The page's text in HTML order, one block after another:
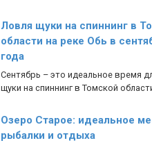
Ловля щуки на спиннинг в
области на реке Обь в
года
Сентябрь – это идеальное время
щуки на спиннинг в Томской
Озеро Старое: идеальное
рыбалки и отдыха